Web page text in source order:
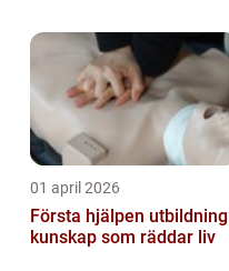
01 april 2026
Första hjälpen utbildning
kunskap som räddar liv